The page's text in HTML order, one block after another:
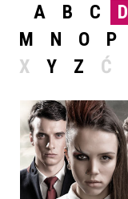
A B C D
M
N O P
X
Y Z Ć